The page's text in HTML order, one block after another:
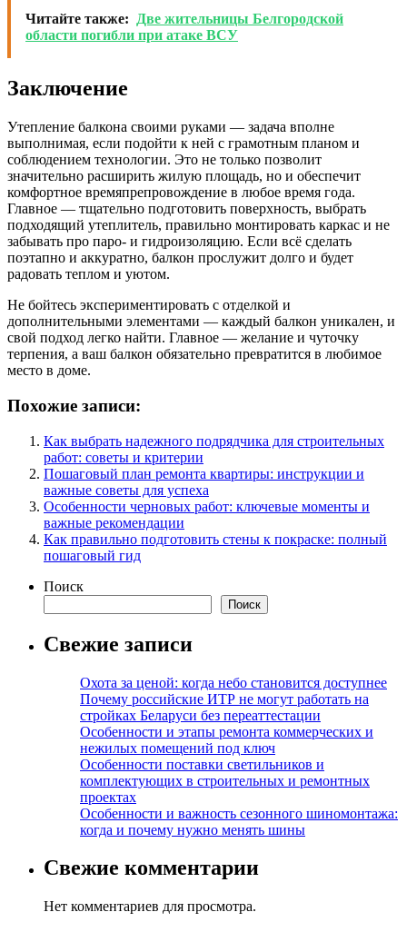
Читайте также: Две жительницы Белгородской
области погибли при атаке ВСУ
Заключение
Утепление балкона своими руками — задача вполне
выполнимая, если подойти к ней с грамотным планом и
соблюдением технологии. Это не только позволит
значительно расширить жилую площадь, но и обеспечит
комфортное времяпрепровождение в любое время года.
Главное — тщательно подготовить поверхность, выбрать
подходящий утеплитель, правильно монтировать каркас и не
забывать про паро- и гидроизоляцию. Если всё сделать
поэтапно и аккуратно, балкон прослужит долго и будет
радовать теплом и уютом.
Не бойтесь экспериментировать с отделкой и
дополнительными элементами — каждый балкон уникален, и
свой подход легко найти. Главное — желание и чуточку
терпения, а ваш балкон обязательно превратится в любимое
место в доме.
Похожие записи:
Как выбрать надежного подрядчика для строительных
работ: советы и критерии
Пошаговый план ремонта квартиры: инструкции и
важные советы для успеха
Особенности черновых работ: ключевые моменты и
важные рекомендации
Как правильно подготовить стены к покраске: полный
пошаговый гид
Поиск
Поиск
Свежие записи
Охота за ценой: когда небо становится доступнее
Почему российские ИТР не могут работать на
стройках Беларуси без переаттестации
Особенности и этапы ремонта коммерческих и
нежилых помещений под ключ
Особенности поставки светильников и
комплектующих в строительных и ремонтных
проектах
Особенности и важность сезонного шиномонтажа:
когда и почему нужно менять шины
Свежие комментарии
Нет комментариев для просмотра.